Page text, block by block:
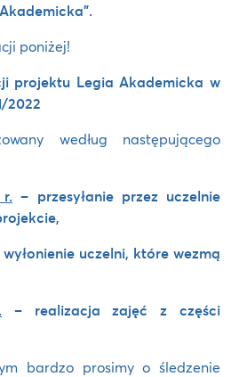
poniżej!
projektu Legia Akademicka w
2022
według następującego
– przesyłanie przez uczelnie
wyłonienie uczelni, które wezmą
– realizacja zajęć z części
bardzo prosimy o śledzenie